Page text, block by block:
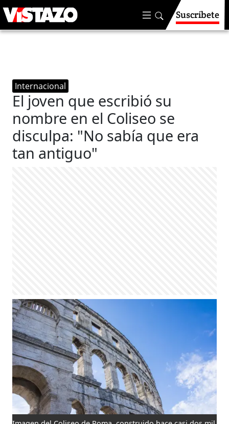
Suscríbete
Internacional
El joven que escribió su
nombre en el Coliseo se
disculpa: "No sabía que era
tan antiguo"